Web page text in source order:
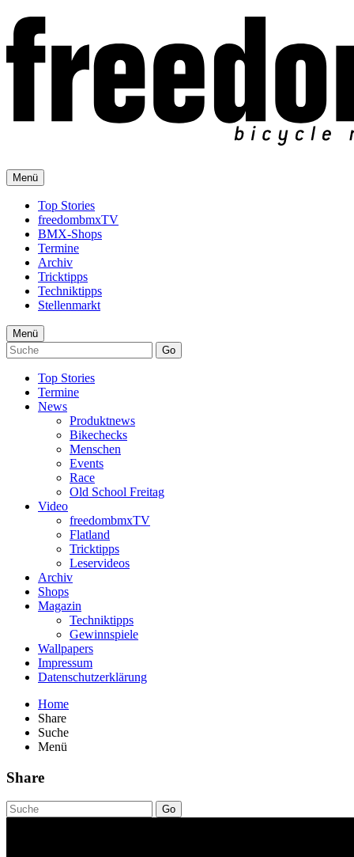
Menü
Top Stories
freedombmxTV
BMX-Shops
Termine
Archiv
Tricktipps
Techniktipps
Stellenmarkt
Menü
Go
Top Stories
Termine
News
Produktnews
Bikechecks
Menschen
Events
Race
Old School Freitag
Video
freedombmxTV
Flatland
Tricktipps
Leservideos
Archiv
Shops
Magazin
Techniktipps
Gewinnspiele
Wallpapers
Impressum
Datenschutzerklärung
Home
Share
Suche
Menü
Share
Go